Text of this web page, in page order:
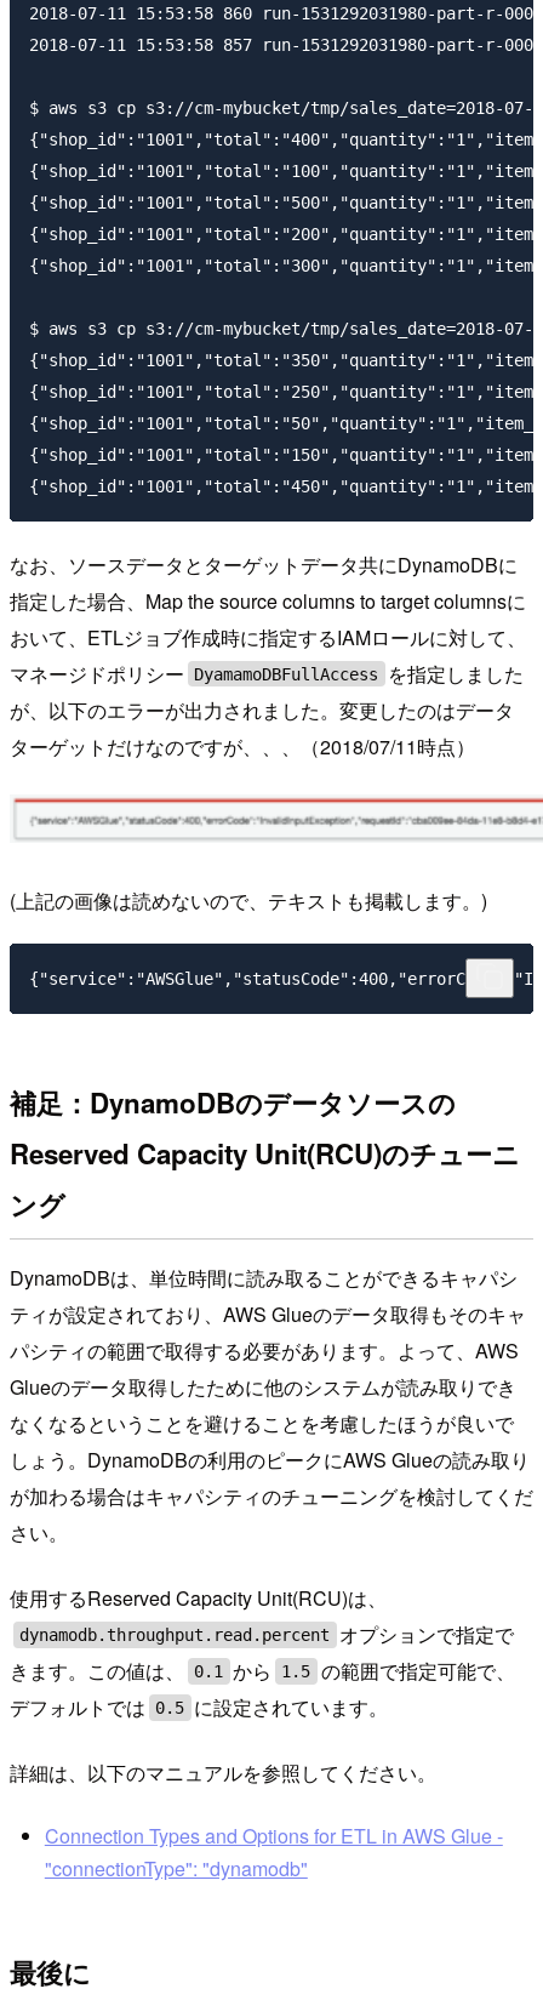
2018-07-11 15:53:58 860 run-1531292031980-part-r-
2018-07-11 15:53:58 857 run-1531292031980-part-r-
$ aws s3 cp s3://cm-mybucket/tmp/sales_date=2018-
$ aws s3 cp s3://cm-mybucket/tmp/sales_date=2018-
なお、ソースデータとターゲットデータ共にDynamoDBに
指定した場合、Map the source columns to target columnsに
おいて、ETLジョブ作成時に指定するIAMロールに対して、
マネージドポリシー
DyamamoDBFullAccess
を指定しました
が、以下のエラーが出力されました。変更したのはデータ
ターゲットだけなのですが、、、（2018/07/11時点）
(上記の画像は読めないので、テキストも掲載します。)
補足：DynamoDBのデータソースの
Reserved Capacity Unit(RCU)のチューニ
ング
DynamoDBは、単位時間に読み取ることができるキャパシ
ティが設定されており、AWS Glueのデータ取得もそのキャ
パシティの範囲で取得する必要があります。よって、AWS
Glueのデータ取得したために他のシステムが読み取りでき
なくなるということを避けることを考慮したほうが良いで
しょう。DynamoDBの利用のピークにAWS Glueの読み取り
が加わる場合はキャパシティのチューニングを検討してくだ
さい。
使用するReserved Capacity Unit(RCU)は、
dynamodb.throughput.read.percent
オプションで指定で
きます。この値は、
0.1 から 1.5 の範囲で指定可能で、
デフォルトでは
0.5 に設定されています。
詳細は、以下のマニュアルを参照してください。
Connection Types and Options for ETL in AWS Glue -
"connectionType": "dynamodb"
最後に